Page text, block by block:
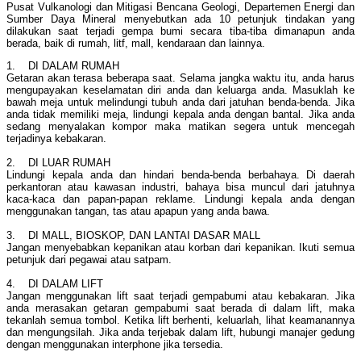
Pusat Vulkanologi dan Mitigasi Bencana Geologi, Departemen Energi dan
Sumber Daya Mineral menyebutkan ada 10 petunjuk tindakan yang
dilakukan saat terjadi gempa bumi secara tiba-tiba dimanapun anda
berada, baik di rumah, litf, mall, kendaraan dan lainnya.
1. DI DALAM RUMAH
Getaran akan terasa beberapa saat. Selama jangka waktu itu, anda harus
mengupayakan keselamatan diri anda dan keluarga anda. Masuklah ke
bawah meja untuk melindungi tubuh anda dari jatuhan benda-benda. Jika
anda tidak memiliki meja, lindungi kepala anda dengan bantal. Jika anda
sedang menyalakan kompor maka matikan segera untuk mencegah
terjadinya kebakaran.
2. DI LUAR RUMAH
Lindungi kepala anda dan hindari benda-benda berbahaya. Di daerah
perkantoran atau kawasan industri, bahaya bisa muncul dari jatuhnya
kaca-kaca dan papan-papan reklame. Lindungi kepala anda dengan
menggunakan tangan, tas atau apapun yang anda bawa.
3. DI MALL, BIOSKOP, DAN LANTAI DASAR MALL
Jangan menyebabkan kepanikan atau korban dari kepanikan. Ikuti semua
petunjuk dari pegawai atau satpam.
4. DI DALAM LIFT
Jangan menggunakan lift saat terjadi gempabumi atau kebakaran. Jika
anda merasakan getaran gempabumi saat berada di dalam lift, maka
tekanlah semua tombol. Ketika lift berhenti, keluarlah, lihat keamanannya
dan mengungsilah. Jika anda terjebak dalam lift, hubungi manajer gedung
dengan menggunakan interphone jika tersedia.